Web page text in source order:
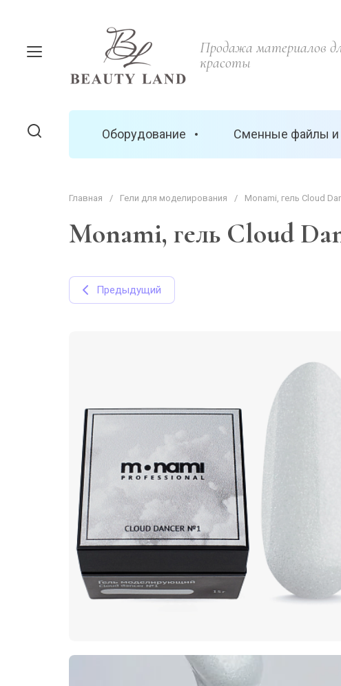
Продажа материалов
красоты
Оборудование Сменные файлы и
Главная / Гели для моделирования / Monami, гель Cloud
Monami, гель Cloud
Предыдущий